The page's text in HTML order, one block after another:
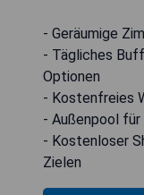
- Geräumige
- Tägliches
Optionen
- Kostenfreies
- Außenpool
- Kostenloser
Zielen